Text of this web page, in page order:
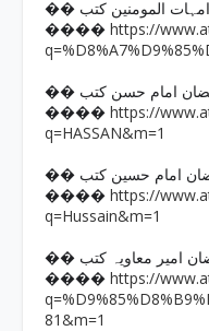
امہات المومنین کتب
���� https://
فیضان امام حسن کتب
���� https://
q=HASSAN&m=1
امام حسین کتب
���� https://
q=Hussain&m=1
امیر معاویہ کتب
���� https://
81&m=1